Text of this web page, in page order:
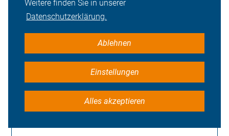
Weitere finden Sie in unserer
Datenschutzerklärung.
Ablehnen
Einstellungen
Alles akzeptieren
Was ist der Unterschied zwischen
Schutzstreifen und Radfahrstreifen?
Und was ist ein Radweg?
Gibt es einen Versicherungspartner des
ADFC?